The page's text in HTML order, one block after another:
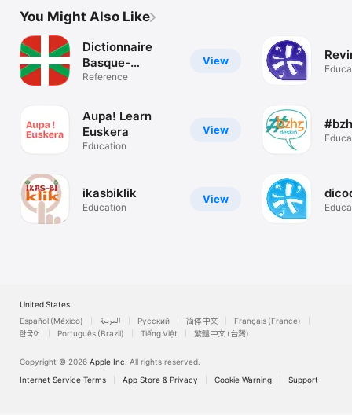
You Might Also Like
View
Dictionnaire
Basque-
Français
Reference
View
Aupa! Learn
Euskera
Education
View
ikasbiklik
Education
United States
Español (México)
العربية Русский 简体中文
Français (France)
한국어
Português (Brazil) Tiếng Việt 繁體中文 (台灣)
Copyright © 2026 Apple Inc. All rights reserved.
Internet Service Terms
App Store & Privacy Cookie Warning Support